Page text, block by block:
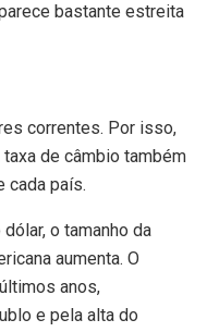
bastante estreita
correntes. Por isso,
de câmbio também
cada país.
o tamanho da
aumenta. O
anos,
e pela alta do